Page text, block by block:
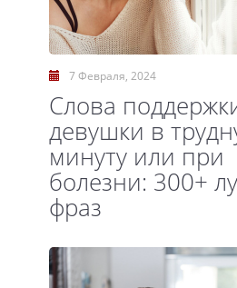
7 Февраля, 2024
Слова
девушки в
минуту или при
болезни: 300+
фраз